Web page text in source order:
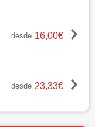
desde 16,00€
desde 23,33€